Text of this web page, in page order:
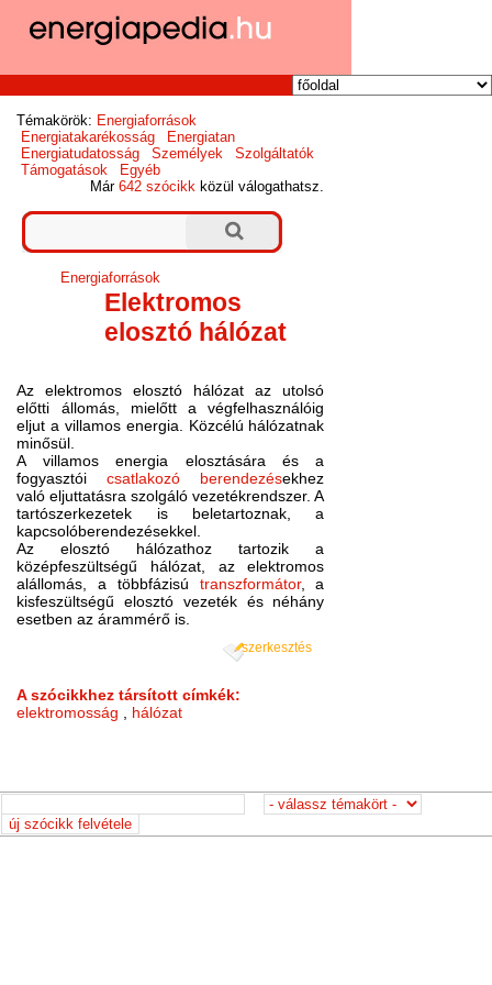
Témakörök: Energiaforrások
Energiatakarékosság
Energiatan
Energiatudatosság
Személyek
Szolgáltatók
Támogatások
Egyéb
Már642 szócikk közül válogathatsz.
Energiaforrások
Elektromos
elosztó hálózat
Az elektromos elosztó hálózat az utolsó
előtti állomás, mielőtt a végfelhasználóig
eljut a villamos energia. Közcélú hálózatnak
minősül.
A villamos energia elosztására és a
fogyasztóicsatlakozó berendezésekhez
való eljuttatásra szolgáló vezetékrendszer. A
tartószerkezetek is beletartoznak, a
kapcsolóberendezésekkel.
Az elosztó hálózathoz tartozik a
középfeszültségű hálózat, az elektromos
alállomás, a többfázisú transzformátor, a
kisfeszültségű elosztó vezeték és néhány
esetben az árammérő is.
szerkesztés
A szócikkhez társított címkék:
elektromosság , hálózat